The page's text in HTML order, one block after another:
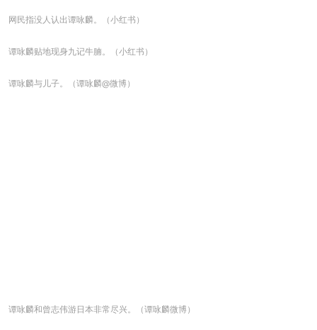
网民指没人认出谭咏麟。（小红书）
谭咏麟贴地现身九记牛腩。（小红书）
谭咏麟与儿子。（谭咏麟@微博）
谭咏麟和曾志伟游日本非常尽兴。（谭咏麟微博）